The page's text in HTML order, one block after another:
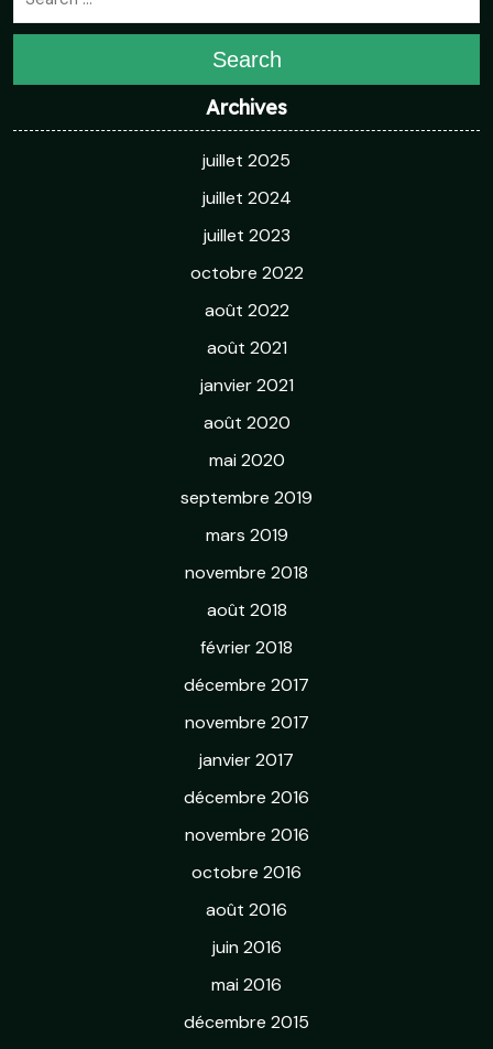
Search
Archives
juillet 2025
juillet 2024
juillet 2023
octobre 2022
août 2022
août 2021
janvier 2021
août 2020
mai 2020
septembre 2019
mars 2019
novembre 2018
août 2018
février 2018
décembre 2017
novembre 2017
janvier 2017
décembre 2016
novembre 2016
octobre 2016
août 2016
juin 2016
mai 2016
décembre 2015